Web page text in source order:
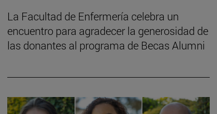
La Facultad de Enfermería celebra un
encuentro para agradecer la generosidad de
las donantes al programa de Becas Alumni